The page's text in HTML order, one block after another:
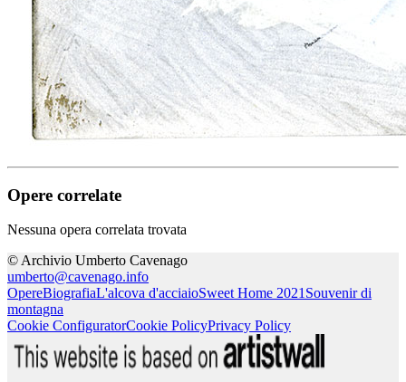
Opere correlate
Nessuna opera correlata trovata
© Archivio Umberto Cavenago
umberto@cavenago.info
OpereBiografiaL'alcova d'acciaioSweet Home 2021 Souvenir di
montagna
Cookie ConfiguratorCookie PolicyPrivacy Policy